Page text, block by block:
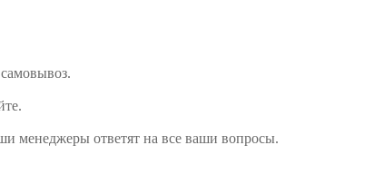
менеджеры ответят на все ваши вопросы.